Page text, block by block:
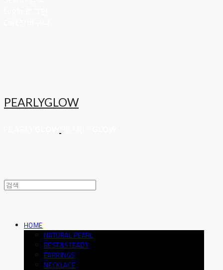
PEARLYGLOW
HOME
NATURAL PEARL
BEST&STEADY
EARRINGS
NECKLACE